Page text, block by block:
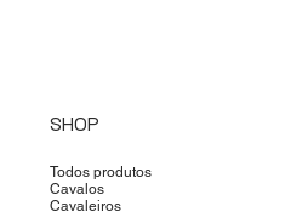
SHOP
Todos produtos
Cavalos
Cavaleiros